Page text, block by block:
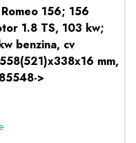
156; 156
1.8 TS, 103 kw;
benzina, cv
mm,
>